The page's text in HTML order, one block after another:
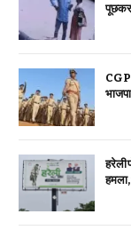
पूछकर
हरेली